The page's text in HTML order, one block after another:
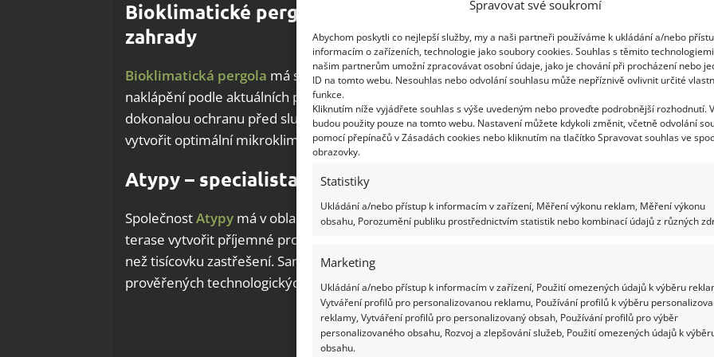
Spravovat své soukromí
Abychom poskytli co nejlepší služby, my a naši partneři používáme k ukládání a/nebo
informacím o zařízeních, technologie jako soubory cookies. Souhlas s těmito
našim partnerům umožní zpracovávat osobní údaje, jako je chování při procházení nebo
ID na tomto webu. Nesouhlas nebo odvolání souhlasu může nepříznivě ovlivnit určité
funkce.
Kliknutím níže vyjádřete souhlas s výše uvedeným nebo proveďte podrobnější rozhodnutí.
budou použity pouze na tomto webu. Nastavení můžete kdykoli změnit, včetně odvolání
pomocí přepínačů v Zásadách cookies nebo kliknutím na tlačítko Spravovat souhlas ve
obrazovky.
Statistiky
Ukládání a/nebo přístup k informacím v zařízení, Měření výkonu reklam, Měření výkonu
obsahu, Porozumění publiku prostřednictvím statistik nebo kombinací údajů z různých
Marketing
Ukládání a/nebo přístup k informacím v zařízení, Použití omezených údajů k výběru
Vytváření profilů pro personalizovanou reklamu, Používání profilů k výběru
reklamy, Vytváření profilů pro personalizovaný obsah, Používání profilů pro výběr
personalizovaného obsahu, Rozvoj a zlepšování služeb, Použití omezených údajů k
obsahu.
Bioklimatické pergoly jako moderní řešení do každé
zahrady
Bioklimatická pergola má střechu tvořenou soustavou lamel (tzv. slunolam) s možností
naklápění podle aktuálních potřeb. Jedná se o stylové a moderní řešení, které poskytuje
dokonalou ochranu před sluncem, deštěm i sněhem. Tento typ pergol umožňuje
vytvořit optimální mikroklima na terase, a to za jakéhokoliv počasí.
Atypy – specialista na zastřešování teras
SpolečnostAtypy má v oblasti různých typů pergol bohaté zkušenosti a pomůže vám na
terase vytvořit příjemné prostředí. Za více než 30 let existence zvládli realizovat více
než tisícovku zastřešení. Samozřejmostí je používání pouze těch nejlepších a
prověřených technologických postupů i materiálů.